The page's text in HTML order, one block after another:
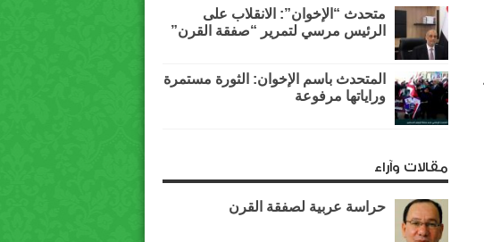
متحدث “الإخوان”: الانقلاب على
الرئيس مرسي لتمرير “صفقة القرن”
المتحدث باسم الإخوان: الثورة مستمرة
وراياتها مرفوعة
مقالات وآراء
حراسة عربية لصفقة القرن